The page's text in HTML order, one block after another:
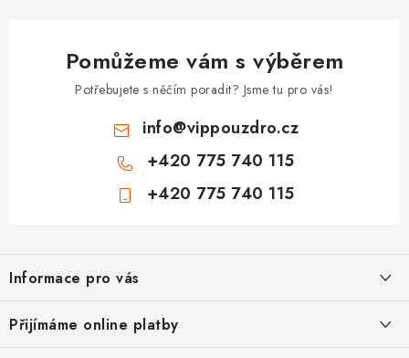
Pomůžeme vám s výběrem
Potřebujete s něčím poradit? Jsme tu pro vás!
info@vippouzdro.cz
+420 775 740 115
+420 775 740 115
p
a
Informace pro vás
Jak nakupovat
Přijímáme online platby